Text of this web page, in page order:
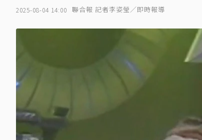
2025-08-04 14:00 聯合報 記者李姿瑩／即時報導